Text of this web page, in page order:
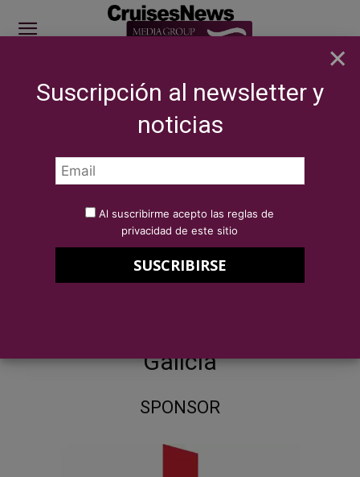
SITE SPONSOR: ICS 2026
Eventos
MEGA – Mundo Estrella Galicia,
ICS 2019 sponsor
Galicia
SPONSOR
×
Suscripción al newsletter y
noticias
Al suscribirme acepto las reglas de
privacidad de este sitio